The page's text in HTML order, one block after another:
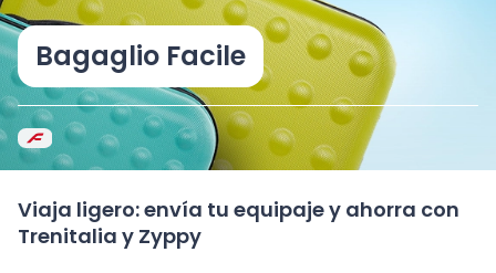
Bagaglio Facile
Viaja ligero: envía tu equipaje y ahorra con
Trenitalia y Zyppy